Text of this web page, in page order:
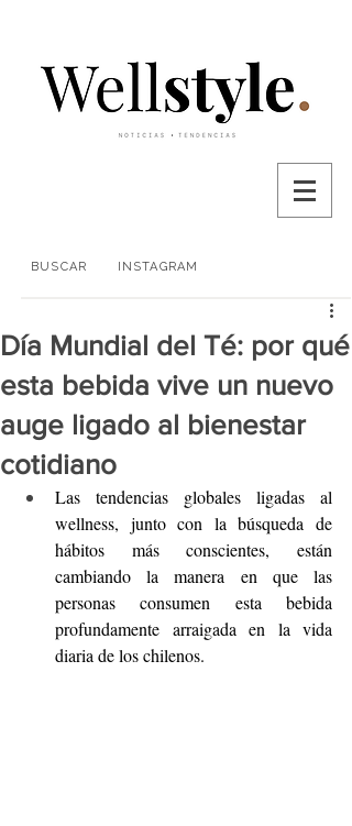
BUSCAR INSTAGRAM
Día Mundial del Té: por qué
esta bebida vive un nuevo
auge ligado al bienestar
cotidiano
Las tendencias globales ligadas al
wellness, junto con la búsqueda de
hábitos más conscientes, están
cambiando la manera en que las
personas consumen esta bebida
profundamente arraigada en la vida
diaria de los chilenos.